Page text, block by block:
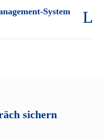
System
sichern